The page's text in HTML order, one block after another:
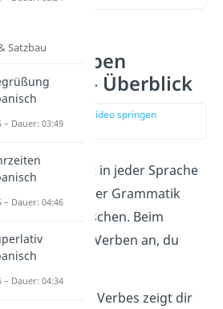
Verben
— Überblick
zur Stelle im Video springen
(00:10)
stellt in jeder Sprache
Teil der Grammatik
auch im Spanischen. Beim
passt du Verben an, du
sie also.
eines Verbes zeigt dir
Satzbau
– Dauer: 03:49
– Dauer: 04:46
– Dauer: 04:34